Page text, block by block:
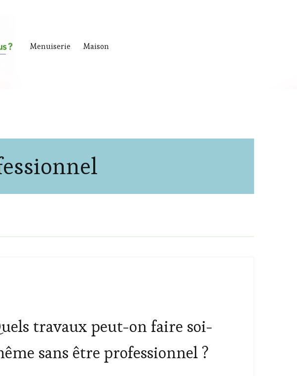
Menuiserie Maison
travaux peut-on faire soi-
sans être professionnel ?